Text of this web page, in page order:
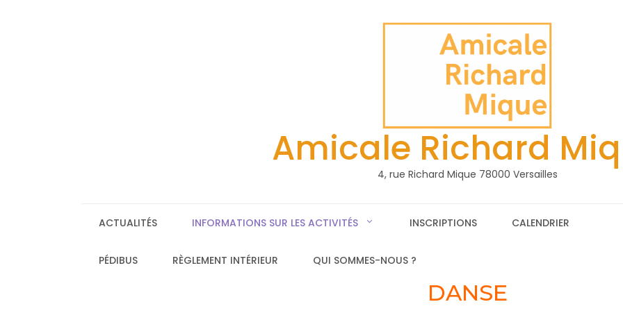
Amicale Richard
4, rue Richard Mique 78000 Versailles
ACTUALITÉS INFORMATIONS SUR LES ACTIVITÉS INSCRIPTIONS CALENDRIER
PÉDIBUS RÈGLEMENT INTÉRIEUR QUI SOMMES-NOUS ?
DANSE